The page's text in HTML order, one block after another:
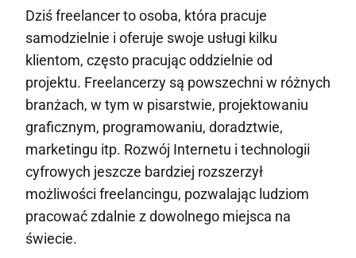
Dziś freelancer to osoba, która pracuje
samodzielnie i oferuje swoje usługi kilku
klientom, często pracując oddzielnie od
projektu. Freelancerzy są powszechni w różnych
branżach, w tym w pisarstwie, projektowaniu
graficznym, programowaniu, doradztwie,
marketingu itp. Rozwój Internetu i technologii
cyfrowych jeszcze bardziej rozszerzył
możliwości freelancingu, pozwalając ludziom
pracować zdalnie z dowolnego miejsca na
świecie.